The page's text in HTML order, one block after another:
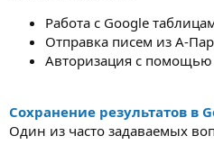
Работа с Google
Отправка писем из А-
Авторизация с помощью
Сохранение результатов в
Один из часто задаваемых